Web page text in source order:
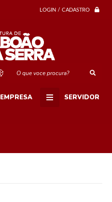
LOGIN / CADASTRO
O que voce procura?
EMPRESA SERVIDOR